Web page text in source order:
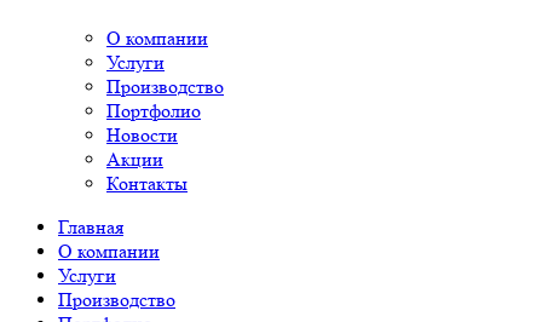
О компании
Услуги
Производство
Портфолио
Новости
Акции
Контакты
Главная
О компании
Услуги
Производство